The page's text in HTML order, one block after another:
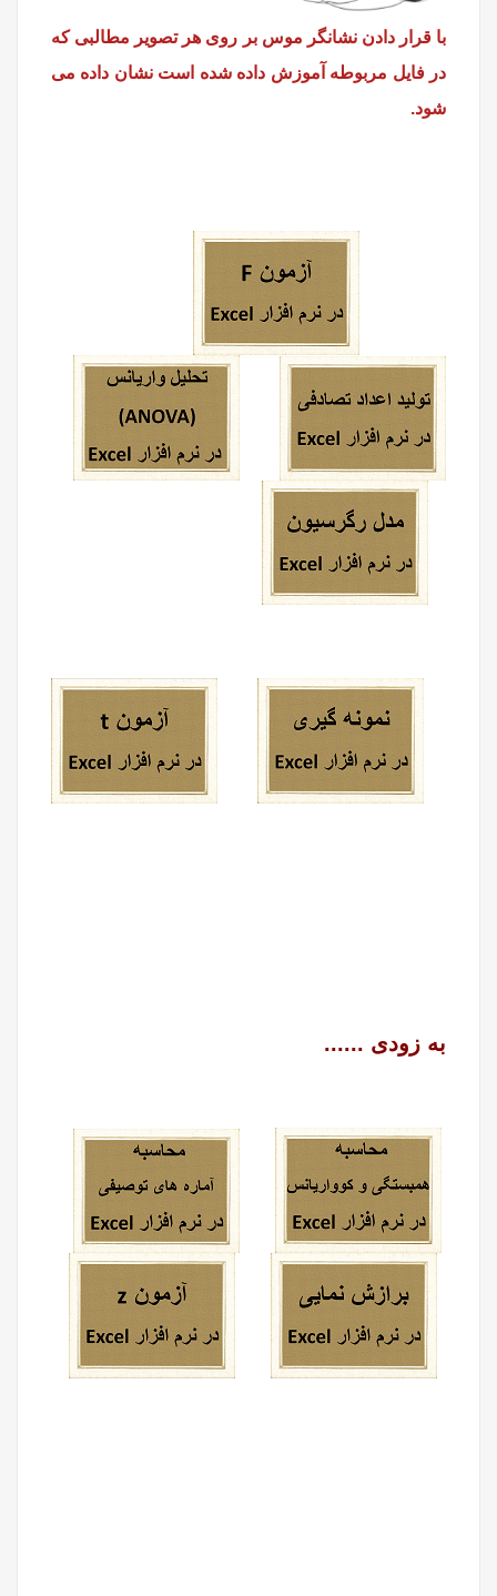
با قرار دادن نشانگر موس بر روی هر تصویر مطالبی که
در فایل مربوطه آموزش داده شده است نشان داده می
شود.
به زودی ......